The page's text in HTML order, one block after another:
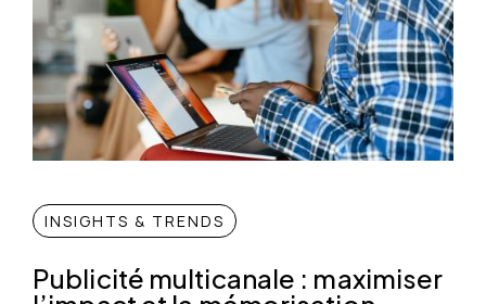
INSIGHTS & TRENDS
Publicité multicanale : maximiser